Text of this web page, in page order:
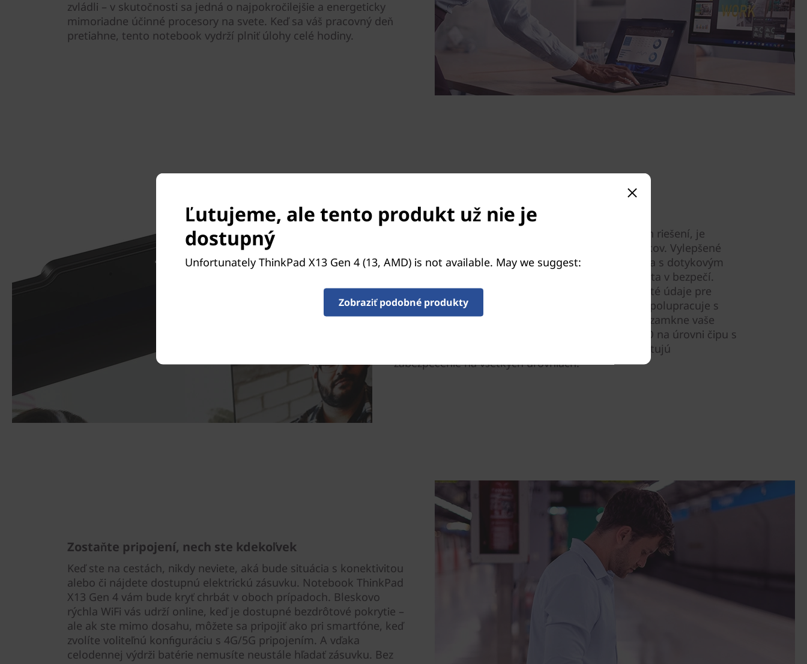
zvládli – v skutočnosti sa jedná o najpokročilejšie a energeticky
mimoriadne účinné procesory na svete. Keď sa váš pracovný deň
pretiahne, tento notebook vydrží plniť úlohy celé hodiny.
Dokonalé zabezpečenie
ThinkShield, naša komplexná sada bezpečnostných riešení, je
neoddeliteľnou súčasťou všetkých našich notebookov. Vylepšené
funkcie, ako je kryt kamery a čítačka odtlačku prsta s dotykovým
senzorom na tlačidle pre zapnutie, udržujú vaše dáta v bezpečí.
Trusted Platform Module (dTPM) šifruje vaše dôležité údaje pre
ďalšiu ochranu. Detekcia prítomnosti používateľa spolupracuje s
voliteľnou infračervenou kamerou a automaticky uzamkne vaše
zariadenie, keď sa vzdialite. Zabezpečenie AMD PRO na úrovni čipu s
AMD Memory Guard a nový Firmware Shield poskytujú
zabezpečenie na všetkých úrovniach.
Zostaňte pripojení, nech ste kdekoľvek
Keď ste na cestách, nikdy neviete, aká bude situácia s konektivitou
alebo či nájdete dostupnú elektrickú zásuvku. Notebook ThinkPad
X13 Gen 4 vám bude kryť chrbát v oboch prípadoch. Bleskovo
rýchla WiFi vás udrží online, keď je dostupné bezdrôtové pokrytie –
ale ak ste mimo dosahu, môžete sa pripojiť ako pri smartfóne, keď
zvolíte voliteľnú konfiguráciu s 4G/5G pripojením. A vďaka
celodennej výdrži batérie nemusíte neustále hľadať zásuvku. Bez
Ľutujeme, ale tento produkt už nie je
dostupný
Unfortunately ThinkPad X13 Gen 4 (13, AMD) is not available. May we suggest:
Zobraziť podobné produkty